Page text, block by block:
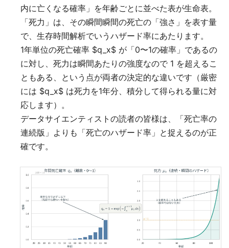
内に亡くなる確率」を年齢ごとに並べた表が生命表。
「死力」は、その瞬間瞬間の死亡の「強さ」を表す量
で、生存時間解析でいうハザード率にあたります。
1年単位の死亡確率 $q_x$ が「0〜1の確率」であるの
に対し、死力は瞬間あたりの強度なので 1 を超えるこ
ともある、という点が両者の決定的な違いです（厳密
には $q_x$ は死力を1年分、積分して得られる量に対
応します）。
データサイエンティストの読者の皆様は、「死亡率の
連続版」よりも「死亡のハザード率」と捉えるのが正
確です。